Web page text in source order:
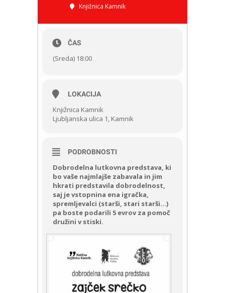
Knjižnica Kamnik
ČAS
(Sreda) 18:00
LOKACIJA
Knjižnica Kamnik
Ljubljanska ulica 1, Kamnik
PODROBNOSTI
Dobrodelna lutkovna predstava, ki
bo vaše najmlajše zabavala in jim
hkrati predstavila dobrodelnost,
saj je vstopnina ena igračka,
spremljevalci (starši, stari starši…)
pa boste podarili 5 evrov za pomoč
družini v stiski.